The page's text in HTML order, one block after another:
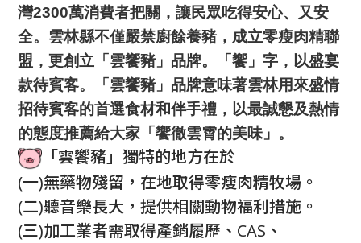
灣2300萬消費者把關，讓民眾吃得安心、又安
全。雲林縣不僅嚴禁廚餘養豬，成立零瘦肉精聯
盟，更創立「雲饗豬」品牌。「饗」字，以盛宴
款待賓客。「雲饗豬」品牌意味著雲林用來盛情
招待賓客的首選食材和伴手禮，以最誠懇及熱情
的態度推薦給大家「饗徹雲霄的美味」。
「雲饗豬」獨特的地方在於
(一)無藥物殘留，在地取得零瘦肉精牧場。
(二)聽音樂長大，提供相關動物福利措施。
(三)加工業者需取得產銷履歷、CAS、